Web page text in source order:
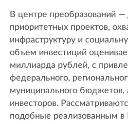
В центре преобразований —
приоритетных проектов,
инфраструктуру и
объем инвестиций
миллиарда рублей, с
федерального,
муниципального бюджетов,
инвесторов.
подобные реализованным в